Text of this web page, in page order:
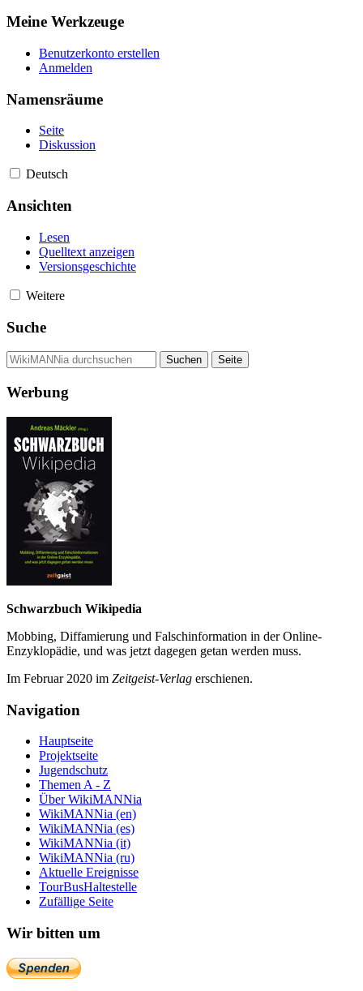
Meine Werkzeuge
Benutzerkonto erstellen
Anmelden
Namensräume
Seite
Diskussion
Deutsch
Ansichten
Lesen
Quelltext anzeigen
Versionsgeschichte
Weitere
Suche
Werbung
Schwarzbuch Wikipedia
Mobbing, Diffamierung und Falsch­information in der Online-
Enzyklo­pädie, und was jetzt da­gegen getan werden muss.
Im Februar 2020 im Zeit­geist-Verlag erschienen.
Navigation
Hauptseite
Projektseite
Jugendschutz
Themen A - Z
Über WikiMANNia
WikiMANNia (en)
WikiMANNia (es)
WikiMANNia (it)
WikiMANNia (ru)
Aktuelle Ereignisse
TourBusHaltestelle
Zufällige Seite
Wir bitten um